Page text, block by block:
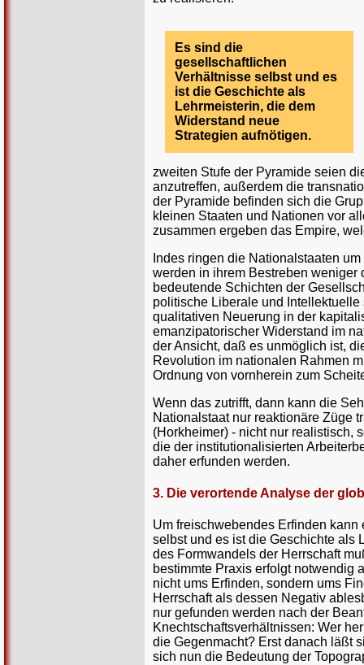
Es sind die
gesellschaftlichen
Verhältnisse selbst und es
ist die Geschichte als
Lehrmeisterin, die dem
Widerstand neue
Strategien aufnötigen.
zweiten Stufe der Pyramide seien
anzutreffen, außerdem die
der Pyramide befinden sich die
kleinen Staaten und Nationen vor
zusammen ergeben das Empire,
Indes ringen die Nationalstaaten
werden in ihrem Bestreben
bedeutende Schichten der
politische Liberale und
qualitativen Neuerung in der
emanzipatorischer Widerstand im
der Ansicht, daß es unmöglich ist,
Revolution im nationalen Rahmen
Ordnung von vornherein zum
Wenn das zutrifft, dann kann die
Nationalstaat nur reaktionäre Züge
(Horkheimer) - nicht nur realistisch,
die der institutionalisierten
daher erfunden werden.
3. Die verortende Analyse der
Um freischwebendes Erfinden
selbst und es ist die Geschichte als
des Formwandels der Herrschaft
bestimmte Praxis erfolgt notwendig
nicht ums Erfinden, sondern ums
Herrschaft als dessen Negativ
nur gefunden werden nach der
Knechtschaftsverhältnissen: Wer
die Gegenmacht? Erst danach läßt
sich nun die Bedeutung der